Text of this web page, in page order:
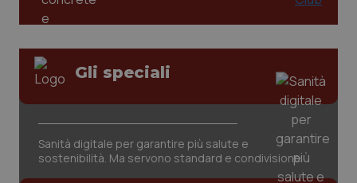
Gli speciali
Sanità digitale per garantire più salute e
sostenibilità. Ma servono standard e condivisione
tracking-sites-ironfish-
tracking-enable
www.quotidianosanita.it
2